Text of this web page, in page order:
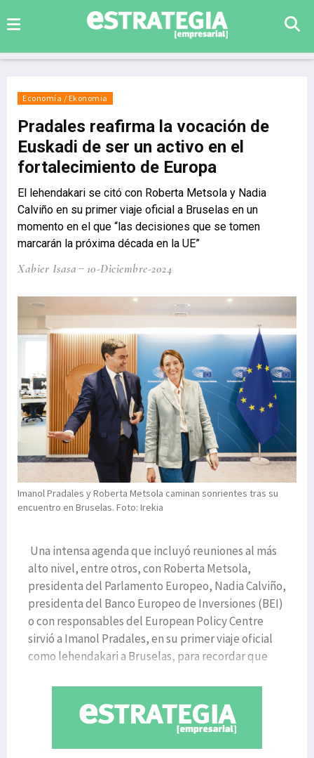
Economía / Ekonomia
Pradales reafirma la vocación de
Euskadi de ser un activo en el
fortalecimiento de Europa
El lehendakari se citó con Roberta Metsola y Nadia
Calviño en su primer viaje oficial a Bruselas en un
momento en el que “las decisiones que se tomen
marcarán la próxima década en la UE”
Xabier Isasa 10-Diciembre-2024
Imanol Pradales y Roberta Metsola caminan sonrientes tras su
encuentro en Bruselas. Foto: Irekia
Una intensa agenda que incluyó reuniones al más
alto nivel, entre otros, con Roberta Metsola,
presidenta del Parlamento Europeo, Nadia Calviño,
presidenta del Banco Europeo de Inversiones (BEI)
o con responsables del European Policy Centre
sirvió a Imanol Pradales, en su primer viaje oficial
como lehendakari a Bruselas, para recordar que